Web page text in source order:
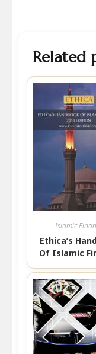
Related
Islamic
Ethica’s
Of Islamic